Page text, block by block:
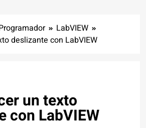
LabVIEW
deslizante con LabVIEW
un texto
con LabVIEW